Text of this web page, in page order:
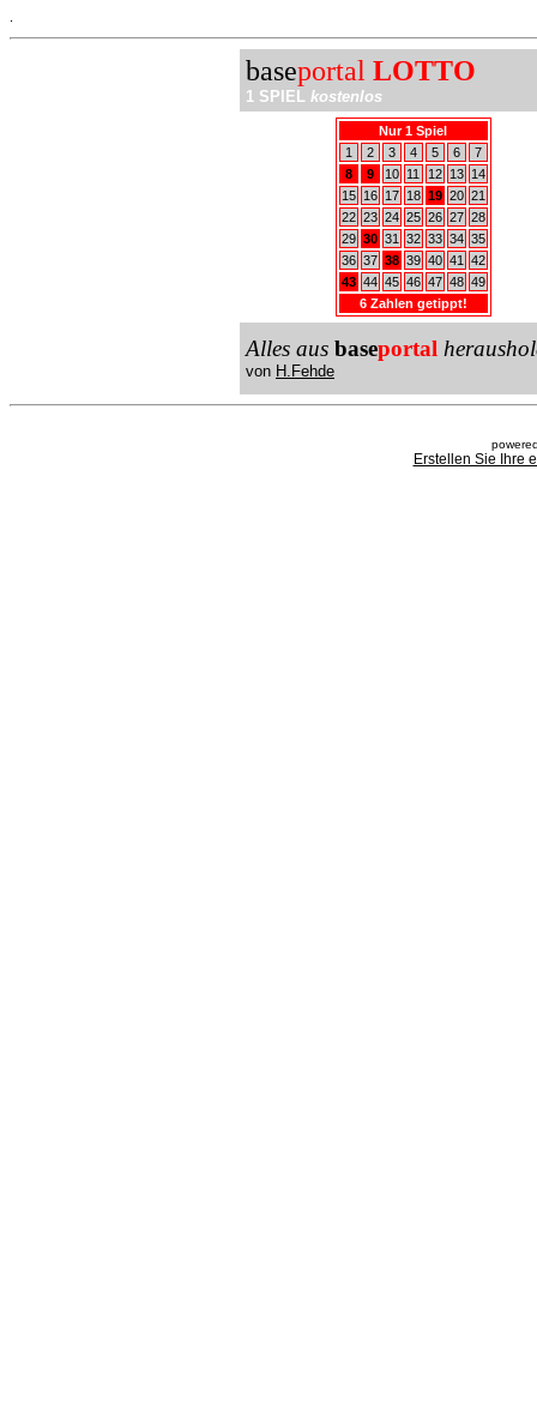
baseportal LOTTO
1 SPIEL kostenlos
Nur 1 Spiel
1
2 3 4 5 6
7
8
9 10 11 12 13
14
15
16 17 18 19 20 21
22 23 24 25 26 27 28
29 30 31 32 33 34 35
36 37 38 39 40 41
42
43 44 45 46 47 48 49
6 Zahlen getippt!
Alles aus baseportal
von H.Fehde
Erstellen Sie Ihre